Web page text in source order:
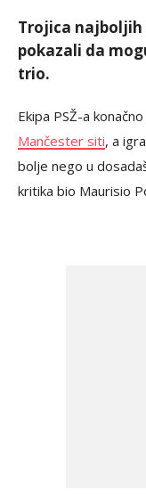
Trojica
pokazali da
trio.
Ekipa PSŽ-a
Mančester siti, a
bolje nego u
kritika bio Maurisio